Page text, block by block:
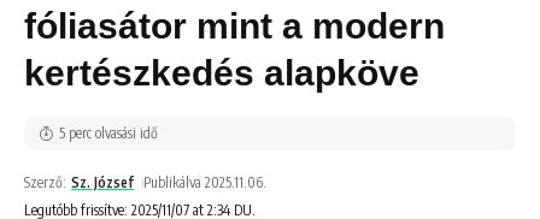
fóliasátor mint a modern
kertészkedés alapköve
Legutóbb frissítve: 2025/11/07 at 2:34 DU.
Szerző: Sz. József Publikálva 2025.11.06.
5 perc olvasási idő